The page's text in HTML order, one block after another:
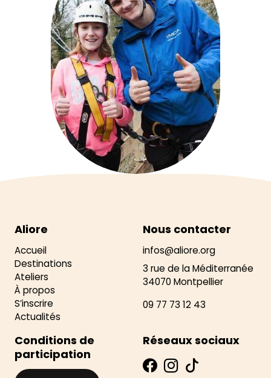
Aliore
Accueil
Destinations
Ateliers
À propos
S’inscrire
Actualités
Nous contacter
infos@aliore.org
3 rue de la Méditerranée
34070 Montpellier
09 77 73 12 43
Conditions de
participation
Réseaux sociaux